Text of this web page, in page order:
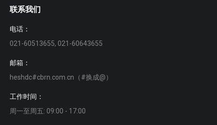
联系我们
电话：
021-60513655, 021-60643655
邮箱：
heshdc#cbrn.com.cn（#换成@）
工作时间：
周一至周五: 09:00 - 17:00